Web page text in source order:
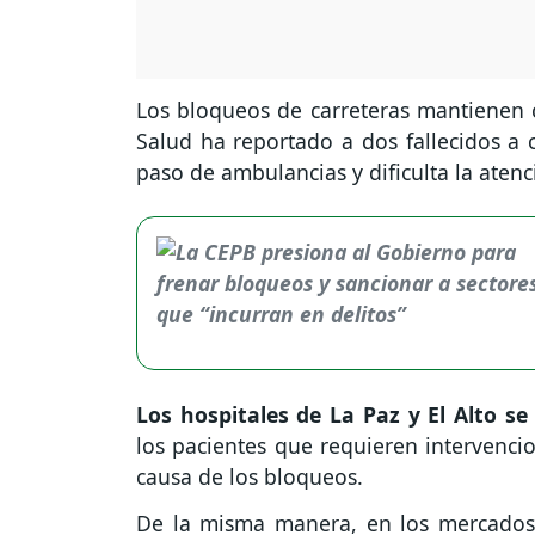
Los bloqueos de carreteras
Salud ha reportado a dos fallecidos a
paso de ambulancias y dificulta la
Los hospitales de La Paz y El Alto
los pacientes que requieren
causa de los bloqueos.
De la misma manera, en los